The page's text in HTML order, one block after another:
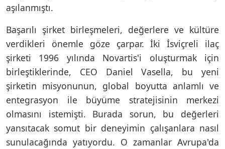
aşılanmıştı.
Başarılı şirket birleşmeleri, değerlere ve kültüre
verdikleri önemle göze çarpar. İki İsviçreli ilaç
şirketi 1996 yılında Novartis'i oluşturmak için
birleştiklerinde, CEO Daniel Vasella, bu yeni
şirketin misyonunun, global boyutta anlamlı ve
entegrasyon ile büyüme stratejisinin merkezi
olmasını istemişti. Burada sorun, bu değerleri
yansıtacak somut bir deneyimin çalışanlara nasıl
sunulacağında yatıyordu. O zamanlar Avrupa'da